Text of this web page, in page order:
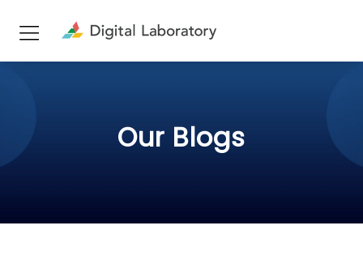
Our Blogs